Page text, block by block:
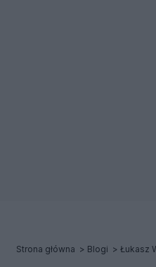
Strona główna Blogi Łukasz